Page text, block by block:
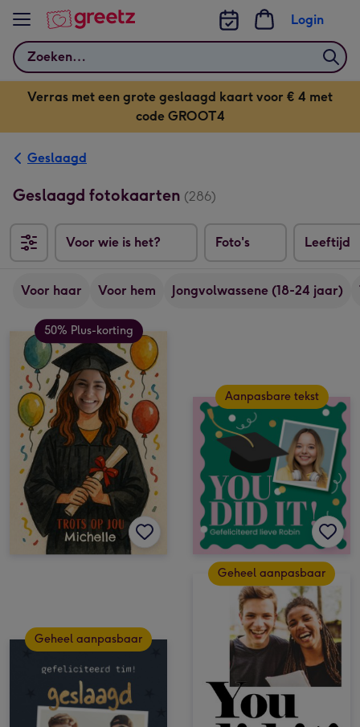
Bekijk meer
Zoeken
Login
Verras met een grote geslaagd kaart voor € 4 met
code GROOT4
Geslaagd
Geslaagd fotokaarten (286)
Voor wie is het? Foto's Leeftijd
Voor haar Voor hem Jongvolwassene (18-24 jaar)
50% Plus-korting
Aanpasbare tekst
Geheel aanpasbaar
Geheel aanpasbaar